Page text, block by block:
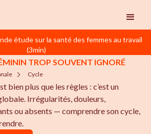
étude sur la santé des femmes au travail
(3min)
TROP SOUVENT IGNORÉ
Cycle
bien plus que les règles : c’est un
Irrégularités, douleurs,
ou absents — comprendre son cycle,